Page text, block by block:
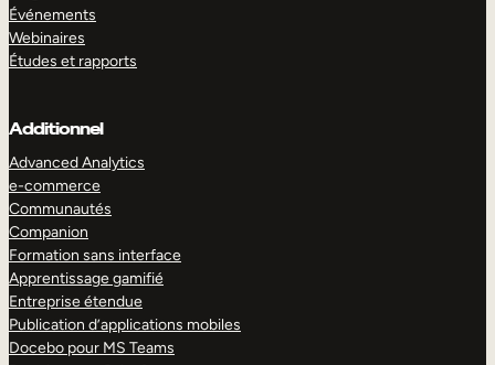
Événements
Webinaires
Études et rapports
Additionnel
Advanced Analytics
e-commerce
Communautés
Companion
Formation sans interface
Apprentissage gamifié
Entreprise étendue
Publication d’applications mobiles
Docebo pour MS Teams